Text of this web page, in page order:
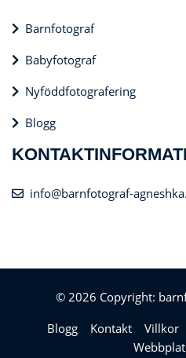
Barnfotograf
Babyfotograf
Nyföddfotografering
Blogg
info@barnfotograf-
© 2026 Copyright:
Blogg
Kontakt Villkor